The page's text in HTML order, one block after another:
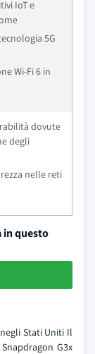
IoT e
5G
Wi-Fi 6 in
dovute
degli
nelle reti
in questo
Stati Uniti Il
G3x